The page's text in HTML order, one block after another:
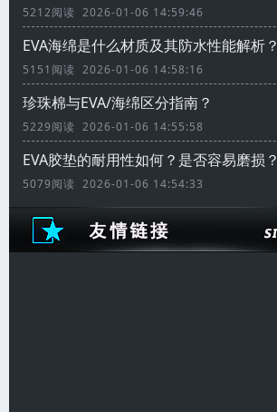
5212阅读 2026-01-06 14:59:46
EVA海绵是什么材质及其防水性能解析？
5151阅读 2026-01-06 14:58:16
珍珠棉与EVA/海绵区分指南？
5229阅读 2026-01-06 14:55:58
EVA胶垫的耐用性如何？是否容易磨损？
5079阅读 2026-01-06 14:54:33